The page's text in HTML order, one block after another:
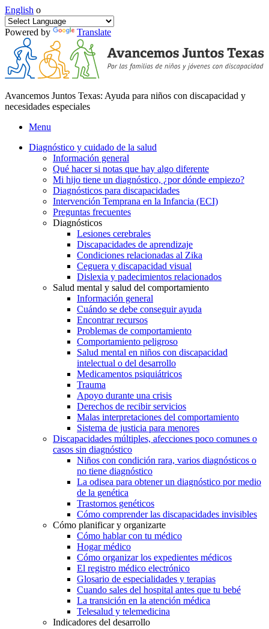
English o
Powered by Translate
Avancemos Juntos Texas: Ayuda para niños con discapacidad y
necesidades especiales
Menu
Diagnóstico y cuidado de la salud
Información general
Qué hacer si notas que hay algo diferente
Mi hijo tiene un diagnóstico, ¿por dónde empiezo?
Diagnósticos para discapacidades
Intervención Temprana en la Infancia (ECI)
Preguntas frecuentes
Diagnósticos
Lesiones cerebrales
Discapacidades de aprendizaje
Condiciones relacionadas al Zika
Ceguera y discapacidad visual
Dislexia y padecimientos relacionados
Salud mental y salud del comportamiento
Información general
Cuándo se debe conseguir ayuda
Encontrar recursos
Problemas de comportamiento
Comportamiento peligroso
Salud mental en niños con discapacidad
intelectual o del desarrollo
Medicamentos psiquiátricos
Trauma
Apoyo durante una crisis
Derechos de recibir servicios
Malas interpretaciones del comportamiento
Sistema de justicia para menores
Discapacidades múltiples, afecciones poco comunes o
casos sin diagnóstico
Niños con condición rara, varios diagnósticos o
no tiene diagnóstico
La odisea para obtener un diagnóstico por medio
de la genética
Trastornos genéticos
Cómo comprender las discapacidades invisibles
Cómo planificar y organizarte
Cómo hablar con tu médico
Hogar médico
Cómo organizar los expedientes médicos
El registro médico electrónico
Glosario de especialidades y terapias
Cuando sales del hospital antes que tu bebé
La transición en la atención médica
Telesalud y telemedicina
Indicadores del desarrollo